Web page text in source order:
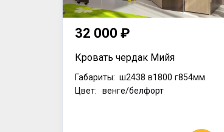
32 000 ₽
Кровать чердак Мийя
Габариты: ш2438 в1800 г854мм
Цвет: венге/белфорт